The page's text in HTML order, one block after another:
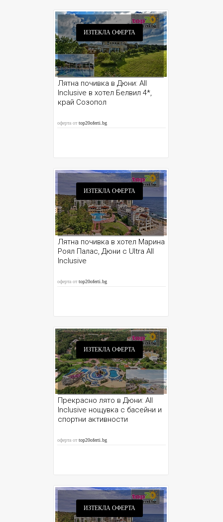
ИЗТЕКЛА ОФЕРТА
Лятна почивка в Дюни: All
Inclusive в хотел Белвил 4*,
край Созопол
оферта отtop20oferti.bg
ИЗТЕКЛА ОФЕРТА
Лятна почивка в хотел Марина
Роял Палас, Дюни с Ultra All
Inclusive
оферта отtop20oferti.bg
ИЗТЕКЛА ОФЕРТА
Прекрасно лято в Дюни: All
Inclusive нощувка с басейни и
спортни активности
оферта отtop20oferti.bg
ИЗТЕКЛА ОФЕРТА